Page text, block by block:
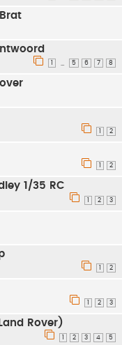
… 5 6 7 8
2
2
1/35 RC
2 3
2
2 3
Rover)
1 2 3 4 5